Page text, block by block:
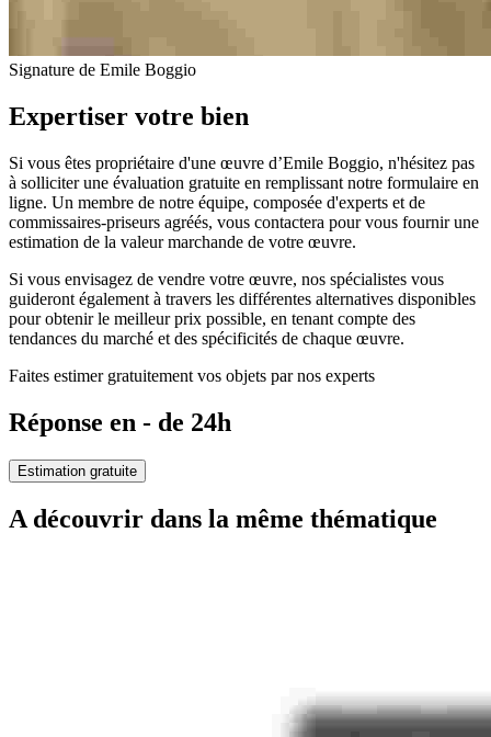
Signature de Emile Boggio
Expertiser votre bien
Si vous êtes propriétaire d'une œuvre d’Emile Boggio, n'hésitez pas
à solliciter une évaluation gratuite en remplissant notre formulaire en
ligne. Un membre de notre équipe, composée d'experts et de
commissaires-priseurs agréés, vous contactera pour vous fournir une
estimation de la valeur marchande de votre œuvre.
Si vous envisagez de vendre votre œuvre, nos spécialistes vous
guideront également à travers les différentes alternatives disponibles
pour obtenir le meilleur prix possible, en tenant compte des
tendances du marché et des spécificités de chaque œuvre.
Faites estimer gratuitement vos objets par nos experts
Réponse en - de 24h
Estimation gratuite
A découvrir dans la même thématique